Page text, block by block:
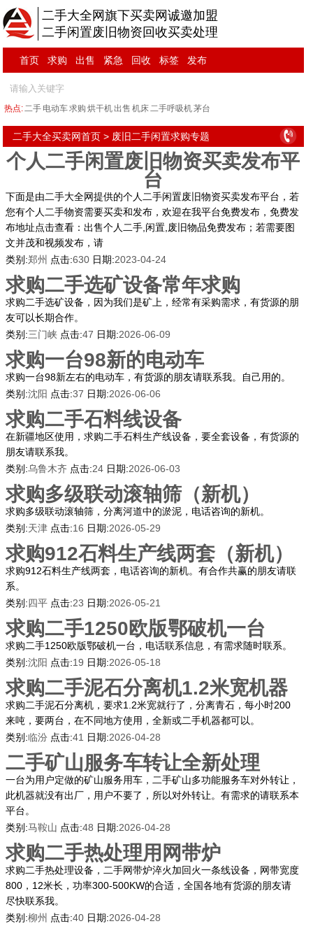
二手大全网旗下买卖网诚邀加盟
二手闲置废旧物资回收买卖处理
首页 求购 出售 紧急 回收 标签 发布
热点:二手 电动车求购 烘干机出售 机床二手呼吸机茅台
二手大全买卖网首页 > 废旧二手闲置求购专题
个人二手闲置废旧物资买卖发布平
台
下面是由二手大全网提供的个人二手闲置废旧物资买卖发布平台，若
您有个人二手物资需要买卖和发布，欢迎在我平台免费发布，免费发
布地址点击查看：出售个人二手,闲置,废旧物品免费发布；若需要图
文并茂和视频发布，请
类别:郑州 点击:630 日期:2023-04-24
求购二手选矿设备常年求购
求购二手选矿设备，因为我们是矿上，经常有采购需求，有货源的朋
友可以长期合作。
类别:三门峡 点击:47 日期:2026-06-09
求购一台98新的电动车
求购一台98新左右的电动车，有货源的朋友请联系我。自己用的。
类别:沈阳 点击:37 日期:2026-06-06
求购二手石料线设备
在新疆地区使用，求购二手石料生产线设备，要全套设备，有货源的
朋友请联系我。
类别:乌鲁木齐 点击:24 日期:2026-06-03
求购多级联动滚轴筛（新机）
求购多级联动滚轴筛，分离河道中的淤泥，电话咨询的新机。
类别:天津 点击:16 日期:2026-05-29
求购912石料生产线两套（新机）
求购912石料生产线两套，电话咨询的新机。有合作共赢的朋友请联
系。
类别:四平 点击:23 日期:2026-05-21
求购二手1250欧版鄂破机一台
求购二手1250欧版鄂破机一台，电话联系信息，有需求随时联系。
类别:沈阳 点击:19 日期:2026-05-18
求购二手泥石分离机1.2米宽机器
求购二手泥石分离机，要求1.2米宽就行了，分离青石，每小时200
来吨，要两台，在不同地方使用，全新或二手机器都可以。
类别:临汾 点击:41 日期:2026-04-28
二手矿山服务车转让全新处理
一台为用户定做的矿山服务用车，二手矿山多功能服务车对外转让，
此机器就没有出厂，用户不要了，所以对外转让。有需求的请联系本
平台。
类别:马鞍山 点击:48 日期:2026-04-28
求购二手热处理用网带炉
求购二手热处理设备，二手网带炉淬火加回火一条线设备，网带宽度
800，12米长，功率300-500KW的合适，全国各地有货源的朋友请
尽快联系我。
类别:柳州 点击:40 日期:2026-04-28